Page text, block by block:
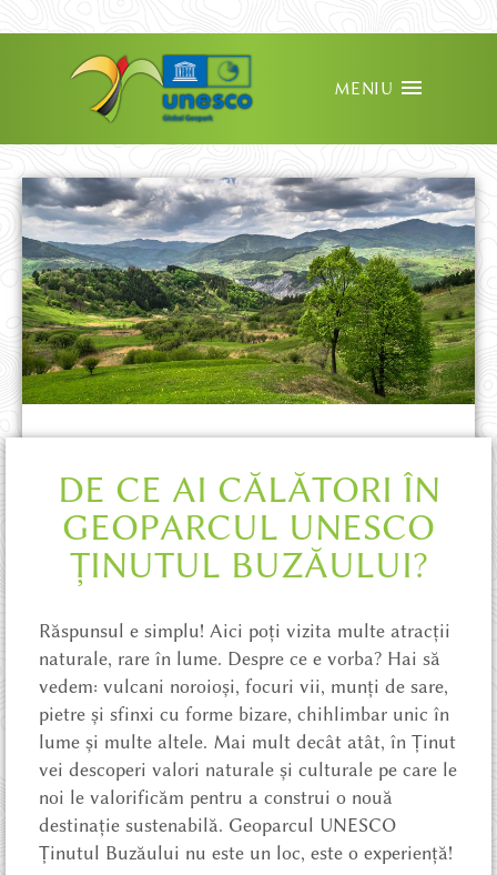
MENIU
DE CE AI CĂLĂTORI ÎN
GEOPARCUL UNESCO
ȚINUTUL BUZĂULUI?
Răspunsul e simplu! Aici poți vizita multe atracții
naturale, rare în lume. Despre ce e vorba? Hai să
vedem: vulcani noroioși, focuri vii, munți de sare,
pietre și sfinxi cu forme bizare, chihlimbar unic în
lume și multe altele. Mai mult decât atât, în Ținut
vei descoperi valori naturale și culturale pe care le
noi le valorificăm pentru a construi o nouă
destinație sustenabilă. Geoparcul UNESCO
Ținutul Buzăului nu este un loc, este o experiență!